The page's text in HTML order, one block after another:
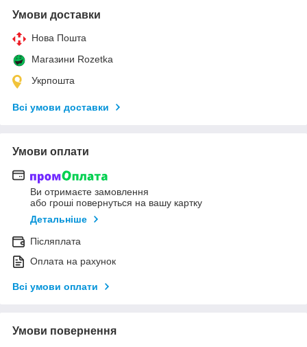
Умови доставки
Нова Пошта
Магазини Rozetka
Укрпошта
Всі умови доставки
Умови оплати
Ви отримаєте замовлення
або гроші повернуться на вашу картку
Детальніше
Післяплата
Оплата на рахунок
Всі умови оплати
Умови повернення